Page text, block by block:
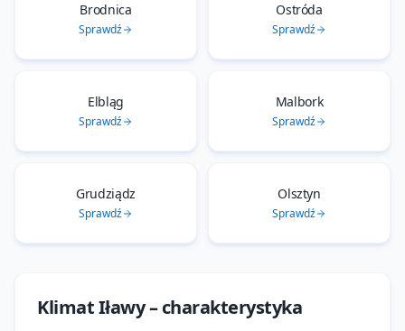
Brodnica
Sprawdź
Ostróda
Sprawdź
Elbląg
Sprawdź
Malbork
Sprawdź
Grudziądz
Sprawdź
Olsztyn
Sprawdź
KlimatIławy– charakterystyka